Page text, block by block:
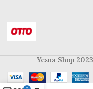
Yesna Shop 2023